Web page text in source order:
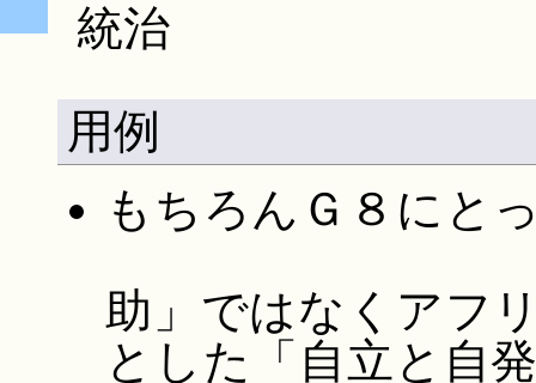
統治
用例
もちろんＧ８にと
助」ではなくアフ
とした「自立と自